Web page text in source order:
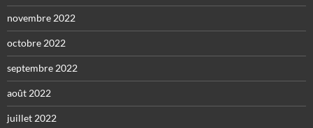
novembre 2022
octobre 2022
septembre 2022
août 2022
juillet 2022